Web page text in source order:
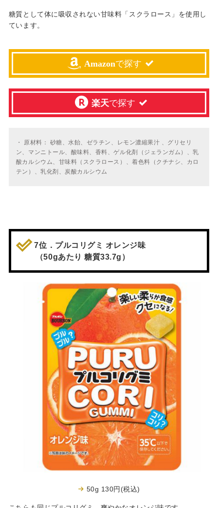
糖質として体に吸収されない甘味料「スクラロース」を使用し
ています。
Amazonで探す
楽天で探す
・
原材料： 砂糖、水飴、ゼラチン、レモン濃縮果汁 、グリセリ
ン、マンニトール、酸味料、香料、ゲル化剤（ジェランガム）、乳
酸カルシウム、甘味料（スクラロース）、着色料（クチナシ、カロ
テン）、乳化剤、炭酸カルシウム
7位．プルコリグミ オレンジ味
（50gあたり 糖質33.7g）
50g 130円(税込)